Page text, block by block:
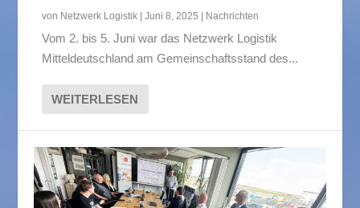
von Netzwerk Logistik |Juni 8, 2025 Nachrichten
Vom 2. bis 5. Juni war das Netzwerk Logistik
Mitteldeutschland am Gemeinschaftsstand des...
WEITERLESEN